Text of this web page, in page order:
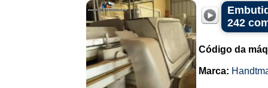
242
Código da
Marca: